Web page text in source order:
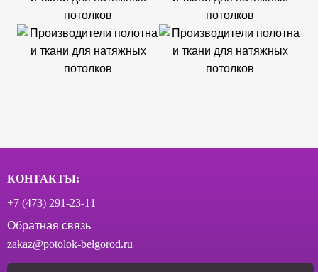
КОНТАКТЫ:
+7 (473) 291‑23-11
Обратная связь
zakaz@potolok-belgorod.ru